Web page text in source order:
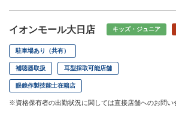
イオンモール大日店 キッズ・ジュニア
駐車場あり（共有）
補聴器取扱 耳型採取可能店舗
眼鏡作製技能士在籍店
※資格保有者の出勤状況に関しては直接店舗へのお問い